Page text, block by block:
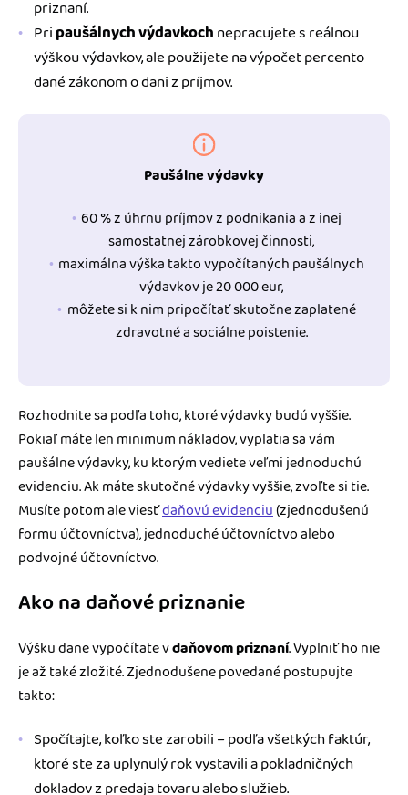
priznaní.
Pripaušálnych výdavkochnepracujete s reálnou
výškou výdavkov, ale použijete na výpočet percento
dané zákonom o dani z príjmov.
Paušálne výdavky
60 % z úhrnu príjmov z podnikania a z inej
samostatnej zárobkovej činnosti,
maximálna výška takto vypočítaných paušálnych
výdavkov je 20 000 eur,
môžete si k nim pripočítať skutočne zaplatené
zdravotné a sociálne poistenie.
Rozhodnite sa podľa toho, ktoré výdavky budú vyššie.
Pokiaľ máte len minimum nákladov, vyplatia sa vám
paušálne výdavky, ku ktorým vediete veľmi jednoduchú
evidenciu. Ak máte skutočné výdavky vyššie, zvoľte si tie.
Musíte potom ale viesťdaňovú evidenciu(zjednodušenú
formu účtovníctva), jednoduché účtovníctvo alebo
podvojné účtovníctvo.
Ako na daňové priznanie
Výšku dane vypočítate vdaňovom priznaní. Vyplniť ho nie
je až také zložité. Zjednodušene povedané postupujte
takto:
Spočítajte, koľko ste zarobili – podľa všetkých faktúr,
ktoré ste za uplynulý rok vystavili a pokladničných
dokladov z predaja tovaru alebo služieb.